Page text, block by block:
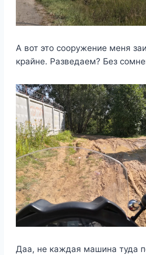
А вот это сооружение меня
крайне. Разведаем? Без
Даа, не каждая машина туда